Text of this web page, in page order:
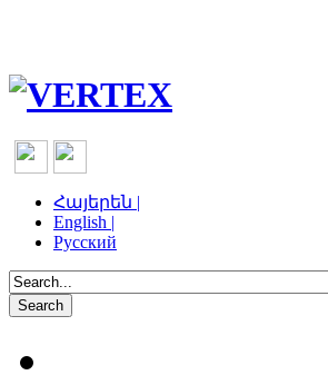
Հայերեն |
English |
Русский